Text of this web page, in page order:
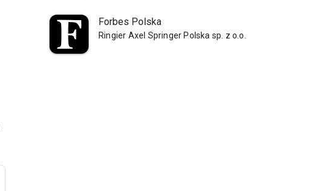
Forbes Polska
Ringier Axel Springer Polska sp. z o.o.